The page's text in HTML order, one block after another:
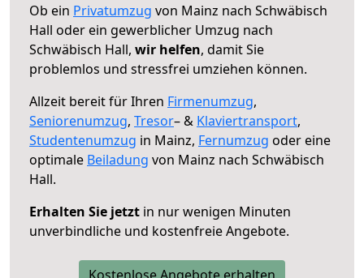
Ob ein Privatumzug von Mainz nach Schwäbisch
Hall oder ein gewerblicher Umzug nach
Schwäbisch Hall, wir helfen, damit Sie
problemlos und stressfrei umziehen können.
Allzeit bereit für Ihren Firmenumzug,
Seniorenumzug, Tresor– & Klaviertransport,
Studentenumzug in Mainz, Fernumzug oder eine
optimale Beiladung von Mainz nach Schwäbisch
Hall.
Erhalten Sie jetzt in nur wenigen Minuten
unverbindliche und kostenfreie Angebote.